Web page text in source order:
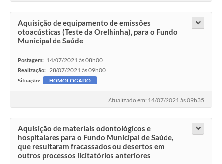
Aquisição de equipamento de emissões
otoacústicas (Teste da Orelhinha), para o Fundo
Municipal de Saúde
Postagem: 14/07/2021 às 08h00
Realização: 28/07/2021 às 09h00
Situação: HOMOLOGADO
Atualizado em: 14/07/2021 às 09h35
Aquisição de materiais odontológicos e
hospitalares para o Fundo Municipal de Saúde,
que resultaram fracassados ou desertos em
outros processos licitatórios anteriores